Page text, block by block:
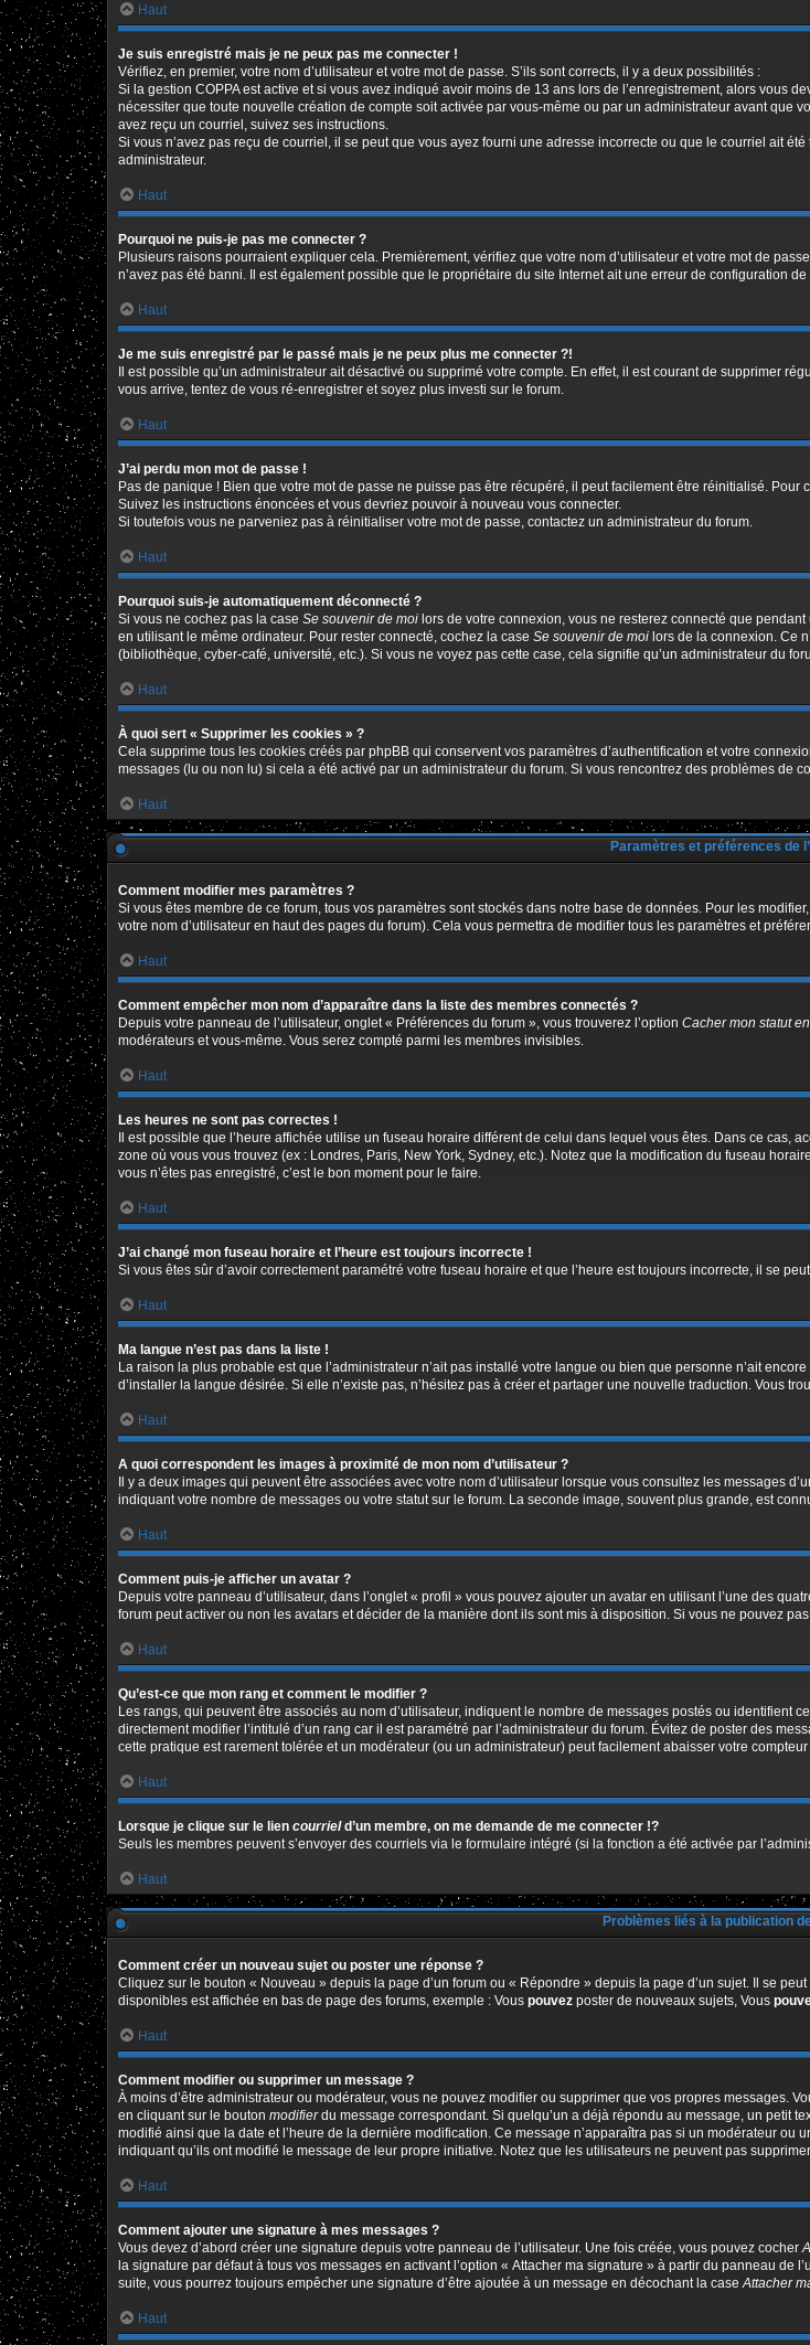
Haut
Je suis enregistré mais je ne peux pas me connecter !
Vérifiez, en premier, votre nom d’utilisateur et votre mot de passe. S’ils sont corrects, il y a deux possibilités :
Si la gestion COPPA est active et si vous avez indiqué avoir moins de 13 ans lors de l’enregistrement, alors vous
nécessiter que toute nouvelle création de compte soit activée par vous-même ou par un administrateur avant que
avez reçu un courriel, suivez ses instructions.
Si vous n’avez pas reçu de courriel, il se peut que vous ayez fourni une adresse incorrecte ou que le courriel ait
administrateur.
Haut
Pourquoi ne puis-je pas me connecter ?
Plusieurs raisons pourraient expliquer cela. Premièrement, vérifiez que votre nom d’utilisateur et votre mot de
n’avez pas été banni. Il est également possible que le propriétaire du site Internet ait une erreur de configuration de
Haut
Je me suis enregistré par le passé mais je ne peux plus me connecter ?!
Il est possible qu’un administrateur ait désactivé ou supprimé votre compte. En effet, il est courant de supprimer
vous arrive, tentez de vous ré-enregistrer et soyez plus investi sur le forum.
Haut
J’ai perdu mon mot de passe !
Pas de panique ! Bien que votre mot de passe ne puisse pas être récupéré, il peut facilement être réinitialisé.
Suivez les instructions énoncées et vous devriez pouvoir à nouveau vous connecter.
Si toutefois vous ne parveniez pas à réinitialiser votre mot de passe, contactez un administrateur du forum.
Haut
Pourquoi suis-je automatiquement déconnecté ?
Si vous ne cochez pas la case Se souvenir de moi lors de votre connexion, vous ne resterez connecté que
en utilisant le même ordinateur. Pour rester connecté, cochez la case Se souvenir de moi lors de la connexion. Ce
(bibliothèque, cyber-café, université, etc.). Si vous ne voyez pas cette case, cela signifie qu’un administrateur du
Haut
À quoi sert « Supprimer les cookies » ?
Cela supprime tous les cookies créés par phpBB qui conservent vos paramètres d’authentification et votre
messages (lu ou non lu) si cela a été activé par un administrateur du forum. Si vous rencontrez des problèmes
Haut
Paramètres et préférences de
Comment modifier mes paramètres ?
Si vous êtes membre de ce forum, tous vos paramètres sont stockés dans notre base de données. Pour les
votre nom d’utilisateur en haut des pages du forum). Cela vous permettra de modifier tous les paramètres et
Haut
Comment empêcher mon nom d’apparaître dans la liste des membres connectés ?
Depuis votre panneau de l’utilisateur, onglet « Préférences du forum », vous trouverez l’option Cacher mon statut
modérateurs et vous-même. Vous serez compté parmi les membres invisibles.
Haut
Les heures ne sont pas correctes !
Il est possible que l’heure affichée utilise un fuseau horaire différent de celui dans lequel vous êtes. Dans ce cas,
zone où vous vous trouvez (ex : Londres, Paris, New York, Sydney, etc.). Notez que la modification du fuseau
vous n’êtes pas enregistré, c’est le bon moment pour le faire.
Haut
J’ai changé mon fuseau horaire et l’heure est toujours incorrecte !
Si vous êtes sûr d’avoir correctement paramétré votre fuseau horaire et que l’heure est toujours incorrecte, il se
Haut
Ma langue n’est pas dans la liste !
La raison la plus probable est que l’administrateur n’ait pas installé votre langue ou bien que personne n’ait
d’installer la langue désirée. Si elle n’existe pas, n’hésitez pas à créer et partager une nouvelle traduction. Vous
Haut
A quoi correspondent les images à proximité de mon nom d’utilisateur ?
Il y a deux images qui peuvent être associées avec votre nom d’utilisateur lorsque vous consultez les messages
indiquant votre nombre de messages ou votre statut sur le forum. La seconde image, souvent plus grande, est
Haut
Comment puis-je afficher un avatar ?
Depuis votre panneau d’utilisateur, dans l’onglet « profil » vous pouvez ajouter un avatar en utilisant l’une des
forum peut activer ou non les avatars et décider de la manière dont ils sont mis à disposition. Si vous ne pouvez
Haut
Qu’est-ce que mon rang et comment le modifier ?
Les rangs, qui peuvent être associés au nom d’utilisateur, indiquent le nombre de messages postés ou
directement modifier l’intitulé d’un rang car il est paramétré par l’administrateur du forum. Évitez de poster des
cette pratique est rarement tolérée et un modérateur (ou un administrateur) peut facilement abaisser votre
Haut
Lorsque je clique sur le lien courrield’un membre, on me demande de me connecter !?
Seuls les membres peuvent s’envoyer des courriels via le formulaire intégré (si la fonction a été activée par
Haut
Problèmes liés à la publication
Comment créer un nouveau sujet ou poster une réponse ?
Cliquez sur le bouton « Nouveau » depuis la page d’un forum ou « Répondre » depuis la page d’un sujet. Il se
disponibles est affichée en bas de page des forums, exemple : Vous pouvez poster de nouveaux sujets, Vous
Haut
Comment modifier ou supprimer un message ?
À moins d’être administrateur ou modérateur, vous ne pouvez modifier ou supprimer que vos propres messages.
en cliquant sur le bouton modifierdu message correspondant. Si quelqu’un a déjà répondu au message, un petit
modifié ainsi que la date et l’heure de la dernière modification. Ce message n’apparaîtra pas si un modérateur
indiquant qu’ils ont modifié le message de leur propre initiative. Notez que les utilisateurs ne peuvent pas
Haut
Comment ajouter une signature à mes messages ?
Vous devez d’abord créer une signature depuis votre panneau de l’utilisateur. Une fois créée, vous pouvez cocher
la signature par défaut à tous vos messages en activant l’option « Attacher ma signature » à partir du panneau de
suite, vous pourrez toujours empêcher une signature d’être ajoutée à un message en décochant la caseAttacher
Haut